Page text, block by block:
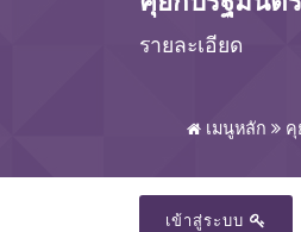
รายละเอียด
เมนูหลัก คุ
เข้าสู่ระบบ